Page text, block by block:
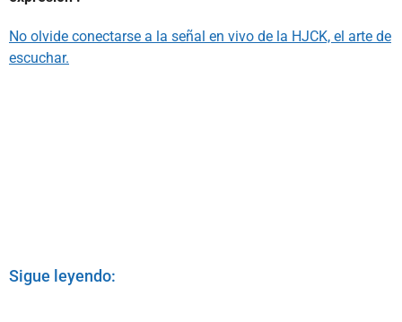
No olvide conectarse a la señal en vivo de la HJCK, el arte de
escuchar.
Sigue leyendo: